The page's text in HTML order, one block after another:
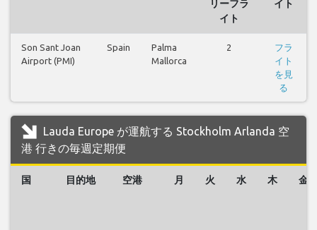
リーフラ
イト
イト
Son Sant Joan
Airport (PMI)
Spain
Palma
Mallorca
2
フラ
イト
を見
る
Lauda Europe が運航する Stockholm Arlanda 空
港 行きの毎週定期便
国 目的地 空港 月 火 水 木 金